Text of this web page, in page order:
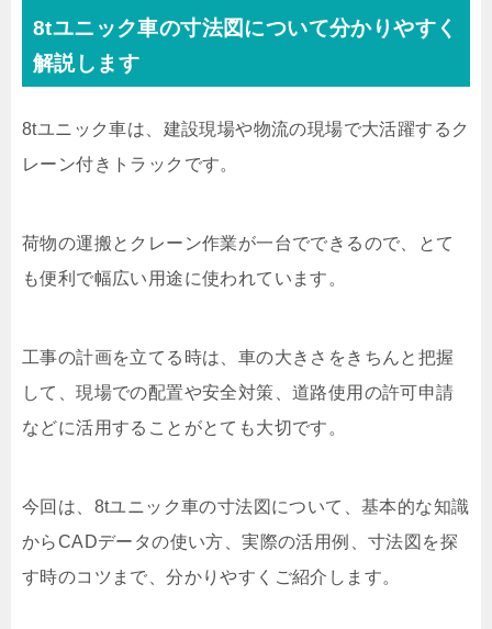
8tユニック車の寸法図について分かりやすく
解説します
8tユニック車は、建設現場や物流の現場で大活躍するク
レーン付きトラックです。
荷物の運搬とクレーン作業が一台でできるので、とて
も便利で幅広い用途に使われています。
工事の計画を立てる時は、車の大きさをきちんと把握
して、現場での配置や安全対策、道路使用の許可申請
などに活用することがとても大切です。
今回は、8tユニック車の寸法図について、基本的な知識
からCADデータの使い方、実際の活用例、寸法図を探
す時のコツまで、分かりやすくご紹介します。